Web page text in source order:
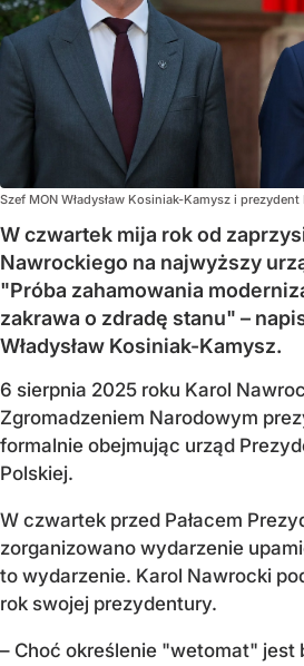
Szef MON Władysław Kosiniak-Kamysz i
W czwartek mija rok od
Nawrockiego na najwyższy
"Próba zahamowania
zakrawa o zdradę stanu" –
Władysław Kosiniak-Kamysz.
6 sierpnia 2025 roku Karol
Zgromadzeniem Narodowym
formalnie obejmując urząd
Polskiej.
W czwartek przed Pałacem
zorganizowano wydarzenie
to wydarzenie. Karol Nawrocki
rok swojej prezydentury.
– Choć określenie "wetomat" jest